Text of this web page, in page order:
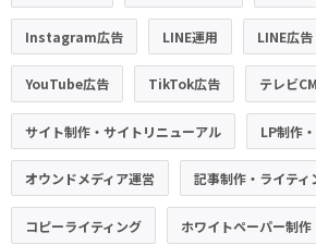
Instagram広告 LINE運用 LINE広告
YouTube広告 TikTok広告 テレビCM
サイト制作・サイトリニューアル LP制作
オウンドメディア運営 記事制作・ライティ
コピーライティング ホワイトペーパー制作